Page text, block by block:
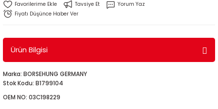
2011
2000
1997-2003
2004-2009
Tavsiye Et
Yorum Yaz
Fiyatı Düşünce Haber Ver
Ürün Bilgisi
Marka: BORSEHUNG GERMANY
Stok Kodu: B1799104
OEM NO: 03C198229